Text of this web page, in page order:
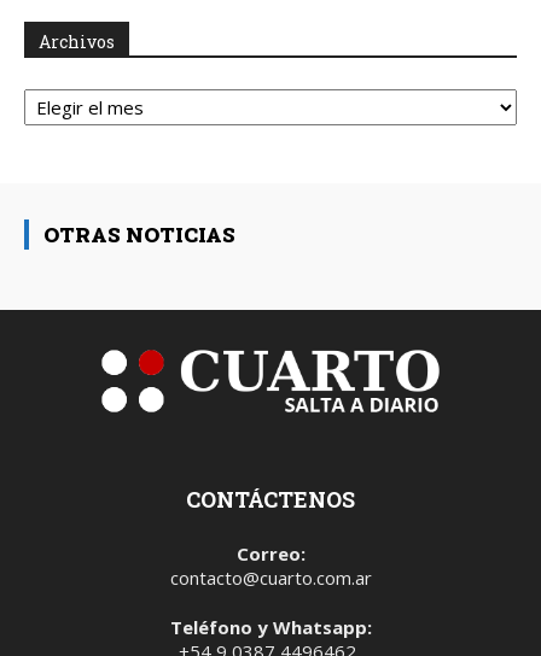
Archivos
Archivos
OTRAS NOTICIAS
CONTÁCTENOS
Correo:
contacto@cuarto.com.ar
Teléfono y Whatsapp: